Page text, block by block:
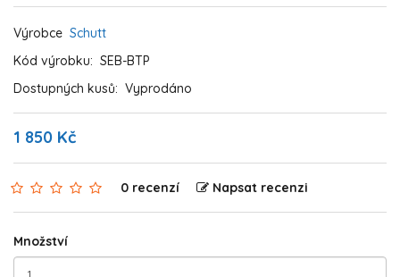
Výrobce Schutt
Kód výrobku: SEB-BTP
Dostupných kusů: Vyprodáno
1 850 Kč
0 recenzí Napsat recenzi
Množství